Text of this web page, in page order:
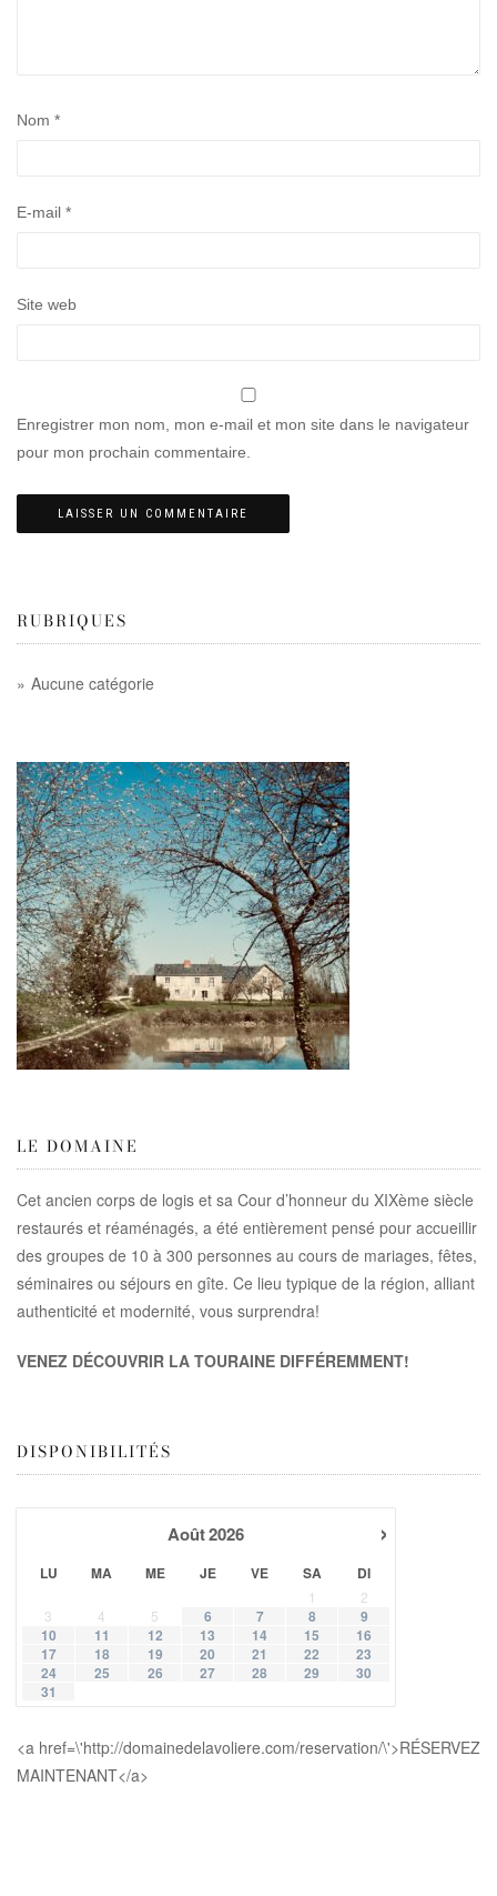
Nom *
E-mail *
Site web
Enregistrer mon nom, mon e-mail et mon site dans le navigateur
pour mon prochain commentaire.
RUBRIQUES
Aucune catégorie
LE DOMAINE
Cet ancien corps de logis et sa Cour d’honneur du XIXème siècle
restaurés et réaménagés, a été entièrement pensé pour accueillir
des groupes de 10 à 300 personnes au cours de mariages, fêtes,
séminaires ou séjours en gîte. Ce lieu typique de la région, alliant
authenticité et modernité, vous surprendra!
VENEZ DÉCOUVRIR LA TOURAINE DIFFÉREMMENT!
DISPONIBILITÉS
›
Août2026
LU MA ME JE VE SA DI
1
2
3
4 5 6 7 8
9
10
11 12 13 14 15
16
17
18 19 20 21 22
23
24
25 26 27 28 29
30
31
<a href=\'http://domainedelavoliere.com/reservation/\'>RÉSERVEZ
MAINTENANT</a>